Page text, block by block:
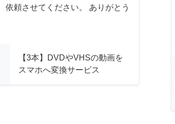
依頼させてください。 ありがとう
【3本】DVDやVHSの動画を
スマホへ変換サービス